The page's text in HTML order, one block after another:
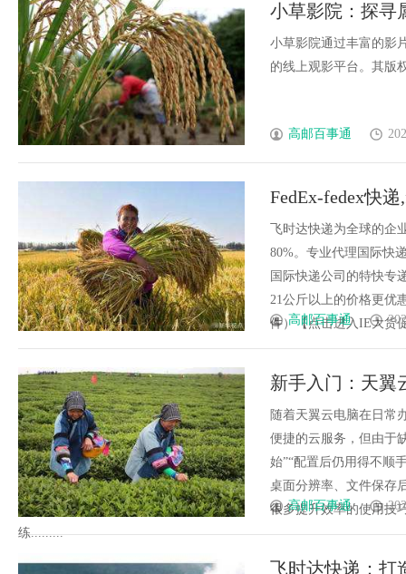
小草影院：探寻
小草影院通过丰富的影
的线上观影平台。其版
高邮百事通
FedEx-fedex快
递中国出口价格
飞时达快递为全球的企
80%。专业代理国际快
国际快递公司的特快专
21公斤以上的价格更优
件）【点击进入IE大货
高邮百事通
新手入门：天翼
随着天翼云电脑在日常
便捷的云服务，但由于
始”“配置后仍用得不顺
桌面分辨率、文件保存
很多提升效率的使用技
练.........
高邮百事通
飞时达快递：打